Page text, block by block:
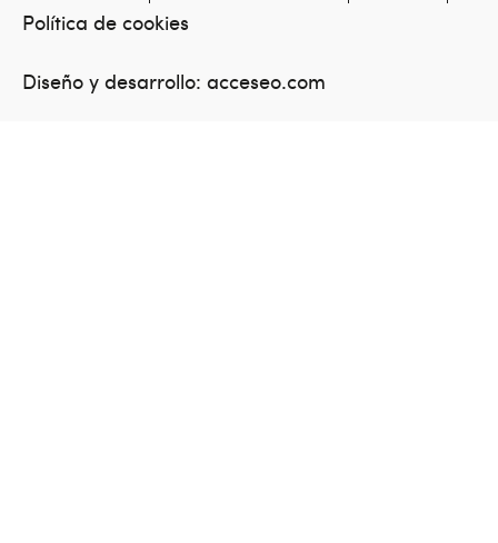
Política de cookies
Diseño y desarrollo: acceseo.com